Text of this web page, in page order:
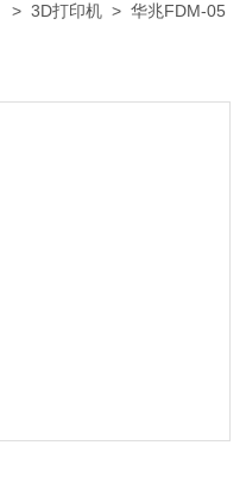
>3D打印机 > 华兆FDM-05